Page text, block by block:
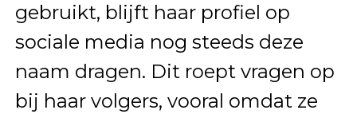
gebruikt, blijft haar profiel op
sociale media nog steeds deze
naam dragen. Dit roept vragen op
bij haar volgers, vooral omdat ze